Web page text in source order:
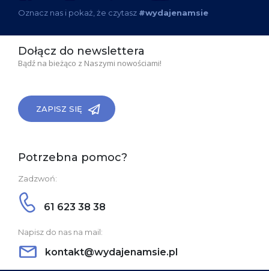
Oznacz nas i pokaż, że czytasz #wydajenamsie
Dołącz do newslettera
Bądź na bieżąco z Naszymi nowościami!
ZAPISZ SIĘ
Potrzebna pomoc?
Zadzwoń:
61 623 38 38
Napisz do nas na mail:
kontakt@wydajenamsie.pl